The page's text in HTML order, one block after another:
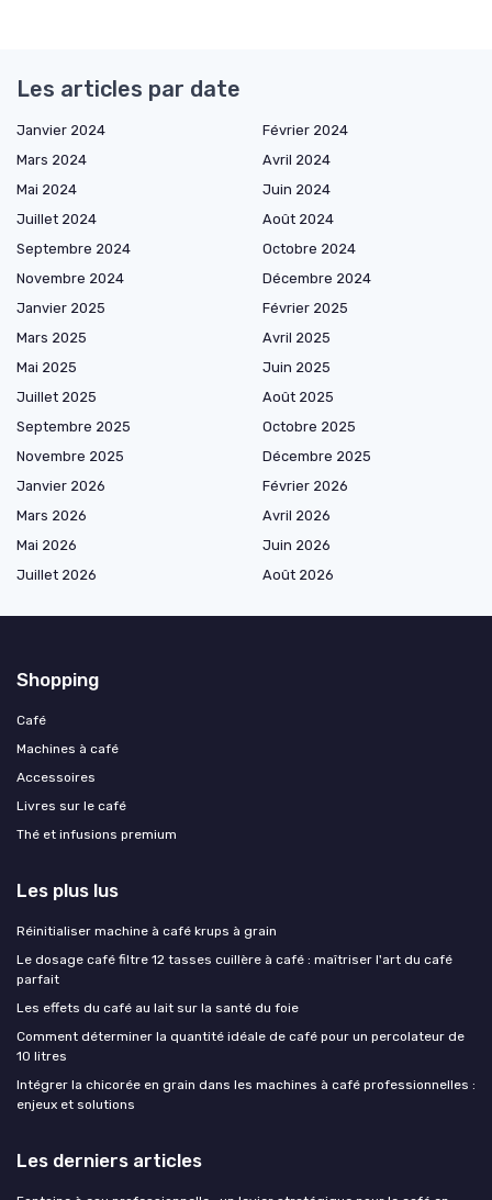
Les articles par date
Janvier 2024
Février 2024
Mars 2024
Avril 2024
Mai 2024
Juin 2024
Juillet 2024
Août 2024
Septembre 2024
Octobre 2024
Novembre 2024
Décembre 2024
Janvier 2025
Février 2025
Mars 2025
Avril 2025
Mai 2025
Juin 2025
Juillet 2025
Août 2025
Septembre 2025
Octobre 2025
Novembre 2025
Décembre 2025
Janvier 2026
Février 2026
Mars 2026
Avril 2026
Mai 2026
Juin 2026
Juillet 2026
Août 2026
Shopping
Café
Machines à café
Accessoires
Livres sur le café
Thé et infusions premium
Les plus lus
Réinitialiser machine à café krups à grain
Le dosage café filtre 12 tasses cuillère à café : maîtriser l'art du café
parfait
Les effets du café au lait sur la santé du foie
Comment déterminer la quantité idéale de café pour un percolateur de
10 litres
Intégrer la chicorée en grain dans les machines à café professionnelles :
enjeux et solutions
Les derniers articles